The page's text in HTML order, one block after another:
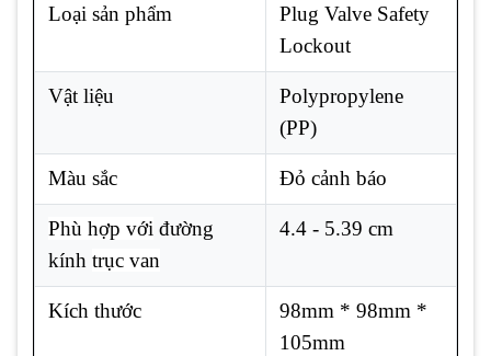
Loại sản phẩm
Plug Valve Safety
Lockout
Vật liệu
Polypropylene
(PP)
Màu sắc Đỏ cảnh báo
Phù hợp với đường
kính trục van
4.4 - 5.39 cm
Kích thước
98mm * 98mm *
105mm